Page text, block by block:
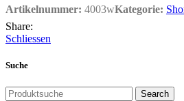
Artikelnummer: 4003wKategorie:
Share:
Schliessen
Suche
Search